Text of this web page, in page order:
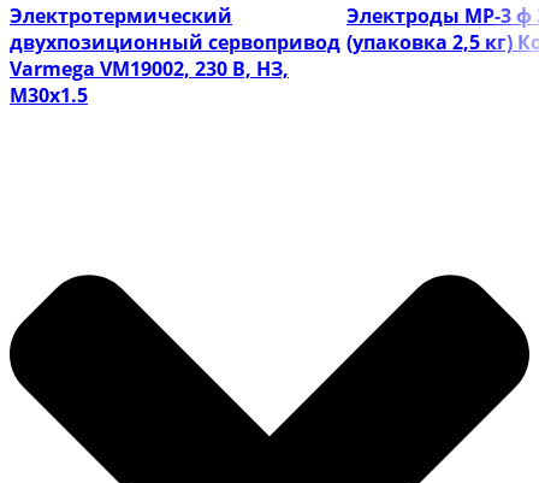
Электротермический
двухпозиционный сервопривод
Varmega VM19002, 230 В, НЗ,
M30х1.5
Электроды МР-3
(упаковка 2,5 кг)